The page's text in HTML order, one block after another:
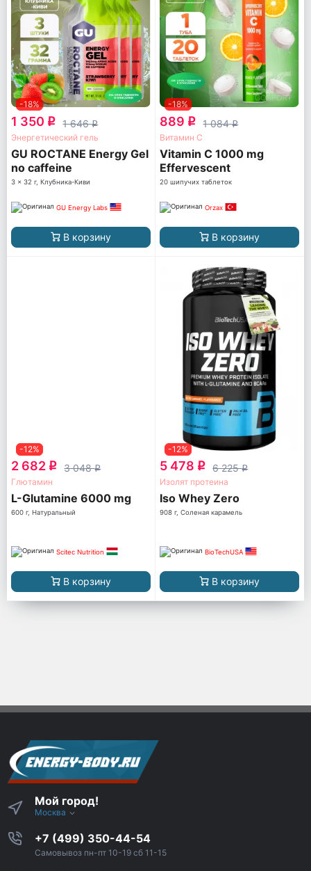
-18%
1 350 q 1 646q
Энергетический гель
GU ROCTANE Energy Gel
no caffeine
3 x 32 г, Клубника-Киви
GU Energy Labs
В корзину
-18%
889 q 1 084q
Витамин С
Vitamin C 1000 mg
Effervescent
20 шипучих таблеток
Orzax
В корзину
-12%
2 682 q 3 048q
Глютамин
L-Glutamine 6000 mg
600 г, Натуральный
Scitec Nutrition
В корзину
-12%
5 478 q 6 225q
Изолят протеина
Iso Whey Zero
908 г, Соленая карамель
BioTechUSA
В корзину
Мой город!
Москва
+7 (499) 350-44-54
Самовывоз пн-пт 10-19 сб 11-15